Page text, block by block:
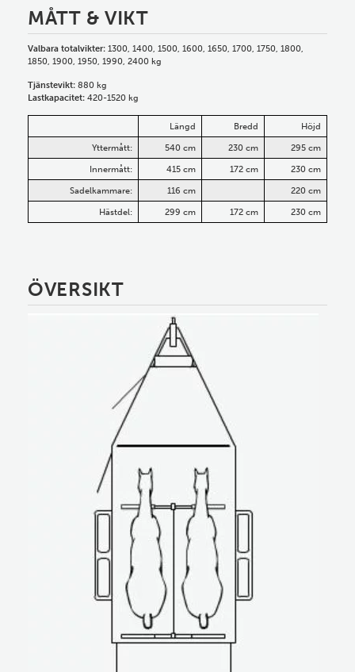
MÅTT & VIKT
Valbara totalvikter: 1300, 1400, 1500, 1600, 1650, 1700, 1750, 1800,
1850, 1900, 1950, 1990, 2400 kg
Tjänstevikt: 880 kg
Lastkapacitet: 420-1520 kg
Längd Bredd
Höjd
Yttermått:
540 cm 230 cm
295 cm
Innermått:
415 cm 172 cm
230 cm
Sadelkammare:
116 cm
220 cm
Hästdel:
299 cm 172 cm 230 cm
ÖVERSIKT